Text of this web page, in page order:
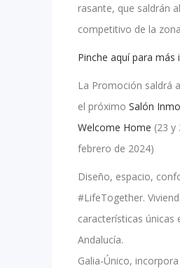
rasante, que saldrán
competitivo de la
Pinche aquí para más
La Promoción saldrá
el próximo Salón
Welcome Home (23 y
febrero de 2024)
Diseño, espacio,
#LifeTogether.
características únicas
Andalucía.
Galia-Único,